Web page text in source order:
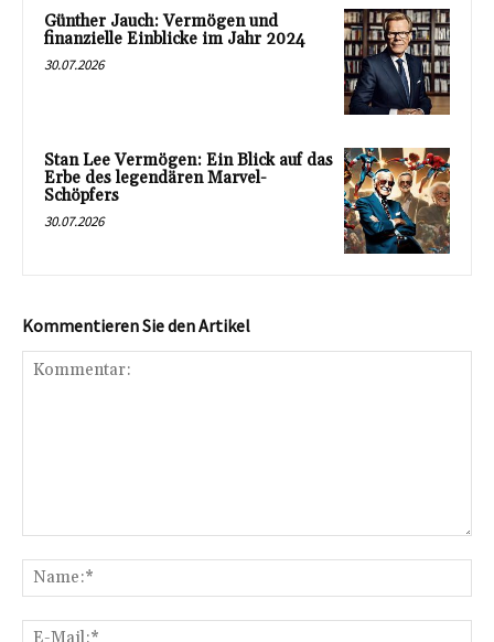
Günther Jauch: Vermögen und
finanzielle Einblicke im Jahr 2024
30.07.2026
Stan Lee Vermögen: Ein Blick auf das
Erbe des legendären Marvel-
Schöpfers
30.07.2026
Kommentieren Sie den Artikel